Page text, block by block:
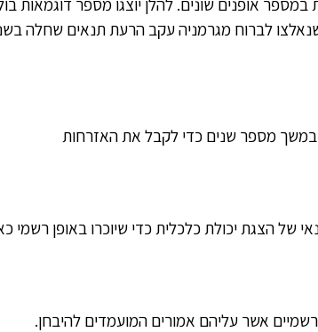
אופנים שונים. להלן יוצגו מספר דוגמאות
במשך מספר שנים כדי לקבל את האזרחות
אשר עליהם אמורים המועמדים להיבחן.